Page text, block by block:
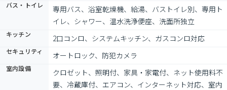
バス・トイレ
専用バス、浴室乾燥機、給湯、バストイレ別、専用ト
イレ、シャワー、温水洗浄便座、洗面所独立
キッチン 2口コンロ、システムキッチン、ガスコンロ対応
セキュリティ オートロック、防犯カメラ
室内設備
クロゼット、照明付、家具・家電付、ネット使用料不
要、冷蔵庫付、エアコン、インターネット対応、室内